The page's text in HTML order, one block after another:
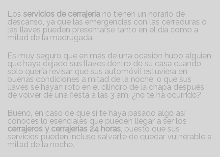
Los servicios de cerrajería no tienen un horario de
descanso, ya que las emergencias con las cerraduras o
las llaves pueden presentarse tanto en el día como a
mitad de la madrugada.
Es muy seguro que en más de una ocasión hubo alguien
que haya dejado sus llaves dentro de su casa cuando
sólo quería revisar que sus automóvil estuviera en
buenas condiciones a mitad de la noche, o que sus
llaves se hayan roto en el cilindro de la chapa después
de volver de una fiesta a las 3 am, ¿no te ha ocurrido?
Bueno, en caso de que sí te haya pasado algo así
conoces lo esenciales que pueden llegar a ser los
cerrajeros y cerrajerías 24 horas , puesto que sus
servicios pueden incluso salvarte de quedar vulnerable a
mitad de la noche.